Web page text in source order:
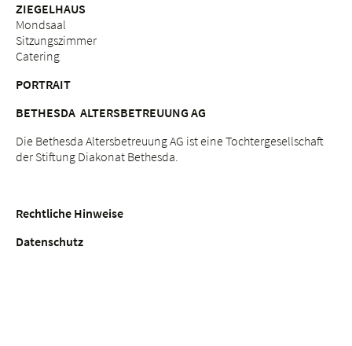
ZIEGELHAUS
Mondsaal
Sitzungszimmer
Catering
PORTRAIT
BETHESDA ALTERSBETREUUNG AG
Die Bethesda Altersbetreuung AG ist eine Tochtergesellschaft
der Stiftung Diakonat Bethesda.
Rechtliche Hinweise
Datenschutz